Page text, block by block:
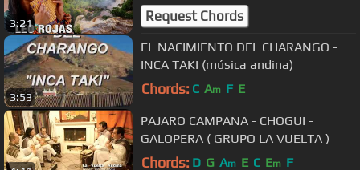
3:21 Request Chords
3:53
EL NACIMIENTO DEL CHARANGO -
INCA TAKI (música andina)
Chords: C Am F E
PAJARO CAMPANA - CHOGUI -
GALOPERA ( GRUPO LA VUELTA )
Chords: D G Am E C Em F